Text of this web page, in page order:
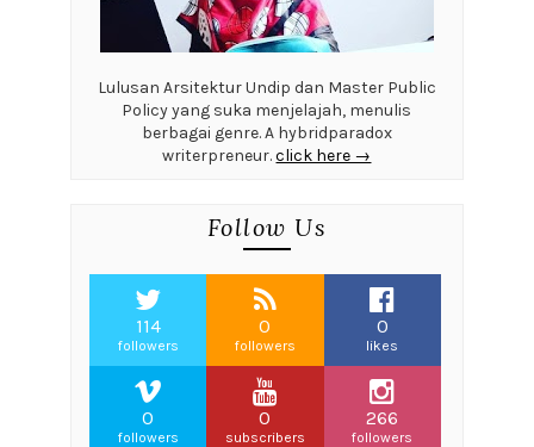
Lulusan Arsitektur Undip dan Master Public
Policy yang suka menjelajah, menulis
berbagai genre. A hybridparadox
writerpreneur.click here →
Follow Us
114
followers
0
followers
0
likes
0
followers
0
subscribers
266
followers